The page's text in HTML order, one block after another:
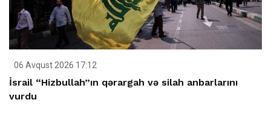
06 Avqust 2026 17:12
İsrail “Hizbullah”ın qərargah və silah anbarlarını
vurdu